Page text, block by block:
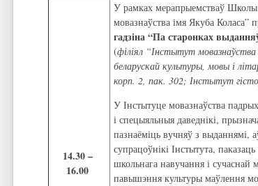
14.30 –
16.00
У рамках мерапрыемстваў Школы
мовазнаўства імя Якуба Коласа”
гадзіна “Па старонках
(філіял “Інстытут
беларускай культуры, мовы і
корп. 2, пак. 302; Інстытут
У Інстытуце мовазнаўства
і спецыяльныя даведнікі,
пазнаёміць вучняў з выданнямі,
супрацоўнікі Інстытута,
школьнага навучання і сучаснай
павышэння культуры маўлення